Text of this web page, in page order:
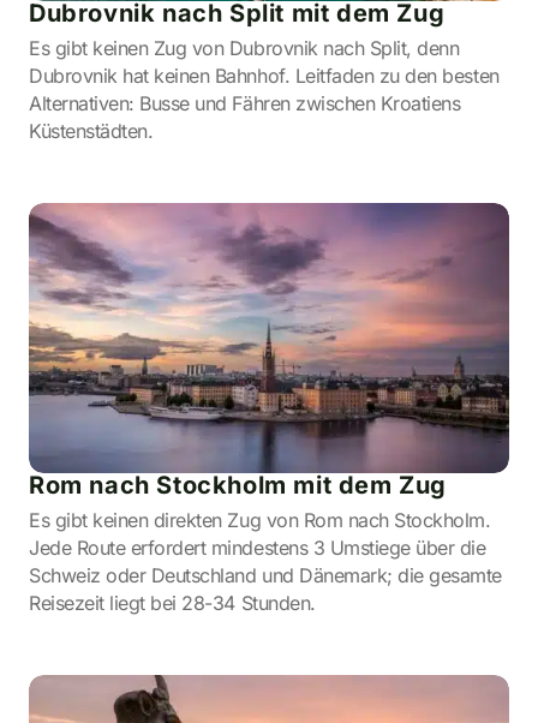
Dubrovnik nach Split mit dem Zug
Es gibt keinen Zug von Dubrovnik nach Split, denn
Dubrovnik hat keinen Bahnhof. Leitfaden zu den besten
Alternativen: Busse und Fähren zwischen Kroatiens
Küstenstädten.
Rom nach Stockholm mit dem Zug
Es gibt keinen direkten Zug von Rom nach Stockholm.
Jede Route erfordert mindestens 3 Umstiege über die
Schweiz oder Deutschland und Dänemark; die gesamte
Reisezeit liegt bei 28-34 Stunden.